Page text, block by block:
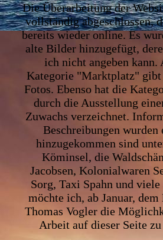
Die Überarbeitung der
vollständig abgeschlossen,
bereits wieder online. Es
alte Bilder hinzugefügt,
ich nicht angeben
Kategorie "Marktplatz" gibt
Fotos. Ebenso hat die
durch die Ausstellung
Zuwachs verzeichnet.
Beschreibungen wurden
hinzugekommen sind
Köminsel, die
Jacobsen, Kolonialwaren
Sorg, Taxi Spahn und viele
möchte ich, ab Januar,
Thomas Vogler die
Arbeit auf dieser Seite